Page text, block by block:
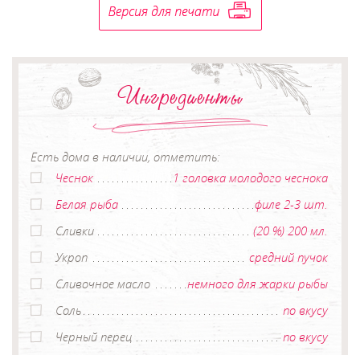
Ингредиенты
Есть дома в наличии, отметить:
Чеснок
1 головка молодого чеснока
Белая рыба
филе 2-3 шт.
Сливки
(20 %) 200 мл.
Укроп
средний пучок
Сливочное масло
немного для жарки рыбы
Соль
по вкусу
Черный перец
по вкусу